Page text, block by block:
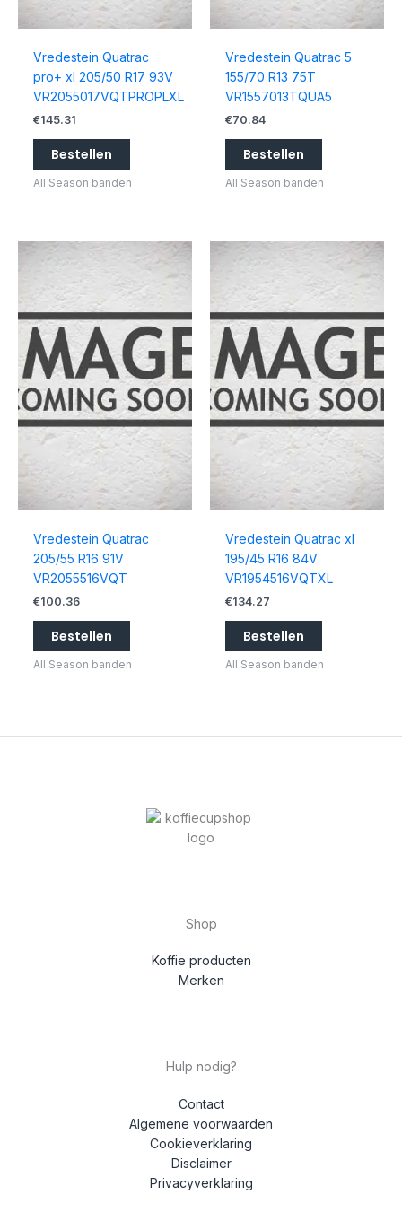
Vredestein Quatrac
pro+ xl 205/50 R17 93V
VR2055017VQTPROPLXL
€145.31
Bestellen
All Season banden
Vredestein Quatrac 5
155/70 R13 75T
VR1557013TQUA5
€70.84
Bestellen
All Season banden
Vredestein Quatrac
205/55 R16 91V
VR2055516VQT
€100.36
Bestellen
All Season banden
Vredestein Quatrac xl
195/45 R16 84V
VR1954516VQTXL
€134.27
Bestellen
All Season banden
Shop
Koffie producten
Merken
Hulp nodig?
Contact
Algemene voorwaarden
Cookieverklaring
Disclaimer
Privacyverklaring